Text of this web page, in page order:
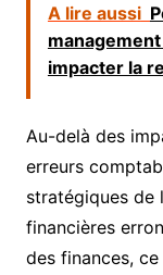
A lire aussi
impacter la
Au-delà des
erreurs
stratégiques de
financières
des finances,